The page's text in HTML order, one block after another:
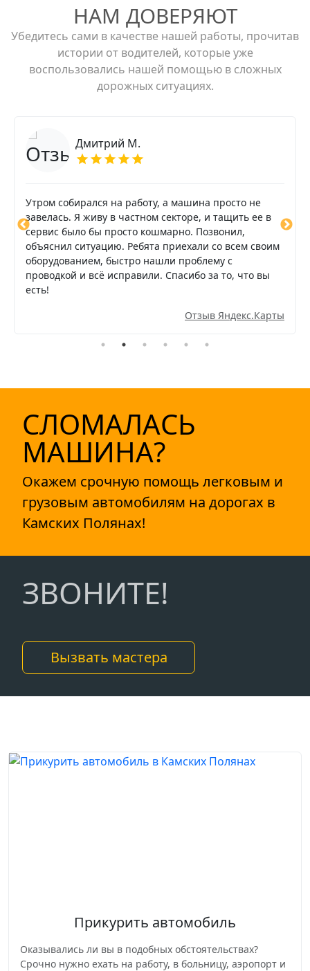
НАМ ДОВЕРЯЮТ
Убедитесь сами в качестве нашей работы, прочитав
истории от водителей, которые уже
воспользовались нашей помощью в сложных
дорожных ситуациях.
Дмитрий М.
Утром собирался на работу, а машина просто не
завелась. Я живу в частном секторе, и тащить ее в
сервис было бы просто кошмарно. Позвонил,
объяснил ситуацию. Ребята приехали со всем своим
оборудованием, быстро нашли проблему с
проводкой и всё исправили. Спасибо за то, что вы
есть!
Отзыв Яндекс.Карты
СЛОМАЛАСЬ
МАШИНА?
Окажем срочную помощь легковым и
грузовым автомобилям на дорогах в
Камских Полянах!
ЗВОНИТЕ!
Вызвать мастера
Прикурить автомобиль
Оказывались ли вы в подобных обстоятельствах?
Срочно нужно ехать на работу, в больницу, аэропорт и